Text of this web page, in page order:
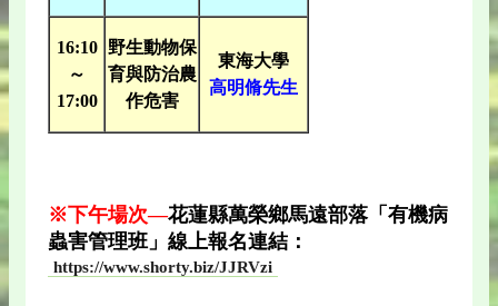
16:10
～
17:00
野生動物保
育與防治農
作危害
東海大學
高明脩先生
※下午場次—花蓮縣萬榮鄉馬遠部落「 有機病
蟲害管理班 」線上報名連結：
https://www.shorty.biz/JJRVzi